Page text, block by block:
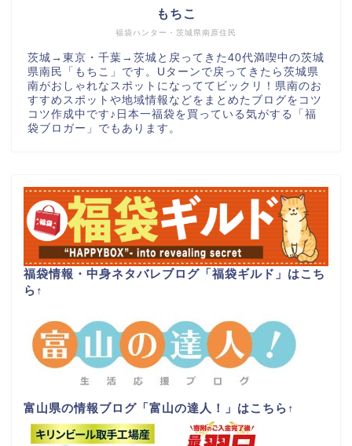
福袋ハンター・茨城県南原住民
もちこ
茨城→東京・千葉→茨城と戻ってきた40代満喫中の茨城
県南民「もちこ」です。Uターンで戻ってきたら茨城県
南がおしゃれなスポットになっててビックリ！県南のお
すすめスポットや地域情報などをまとめたブログをコツ
コツ作成中です♪日本一福袋を買っている気がする「福
袋ブロガー」でもあります。
福袋情報・中身ネタバレブログ「福袋ギルド」はこち
ら ↑
富山県の情報ブログ「富山の達人！」はこちら ↑